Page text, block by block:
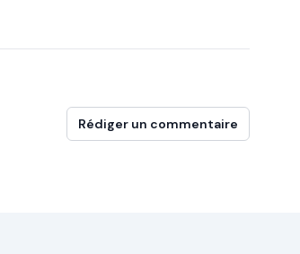
Rédiger un commentaire